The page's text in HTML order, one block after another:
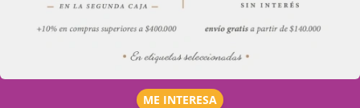
ME INTERESA